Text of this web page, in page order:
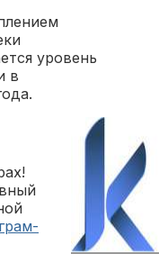
уровень
в